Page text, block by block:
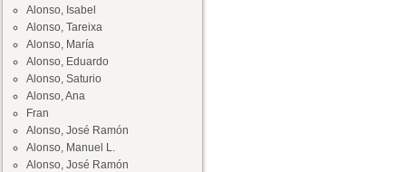
Alonso, Isabel
Alonso, Tareixa
Alonso, María
Alonso, Eduardo
Alonso, Saturio
Alonso, Ana
Fran
Alonso, José Ramón
Alonso, Manuel L.
Alonso, José Ramón